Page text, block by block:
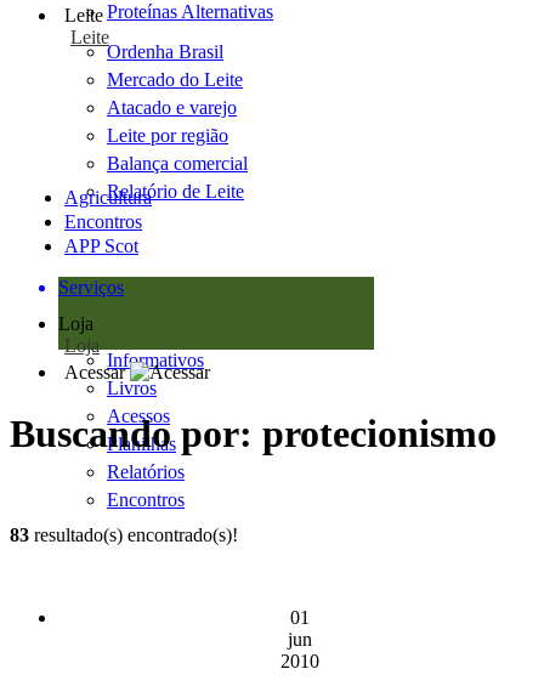
Proteínas Alternativas
Leite
Leite
Ordenha Brasil
Mercado do Leite
Atacado e varejo
Leite por região
Balança comercial
Relatório de Leite
Agricultura
Encontros
APP Scot
Serviços
Loja
Loja
Informativos
Livros
Acessos
Planilhas
Relatórios
Encontros
Acessar
Buscando por: protecionismo
83 resultado(s) encontrado(s)!
01
jun
2010